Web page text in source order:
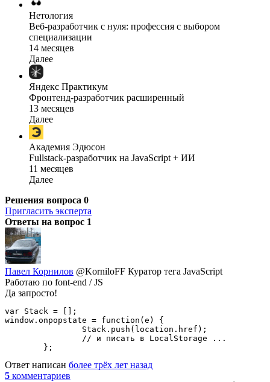
Нетология
Веб-разработчик с нуля: профессия с выбором
специализации
14 месяцев
Далее
Яндекс Практикум
Фронтенд-разработчик расширенный
13 месяцев
Далее
Академия Эдюсон
Fullstack-разработчик на JavaScript + ИИ
11 месяцев
Далее
Решения вопроса 0
Пригласить эксперта
Ответы на вопрос 1
Павел Корнилов @KorniloFF Куратор тега JavaScript
Работаю по font-end / JS
Да запросто!
var Stack = [];
window.onpopstate = function(e) {
	};
Ответ написан более трёх лет назад
5 комментариев